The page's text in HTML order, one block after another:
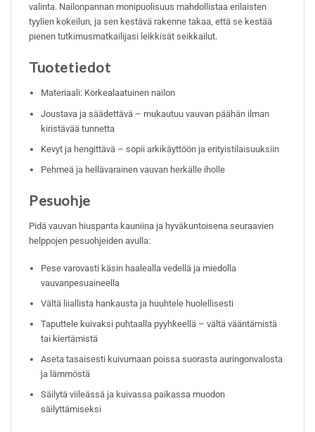
valinta. Nailonpannan monipuolisuus mahdollistaa erilaisten
tyylien kokeilun, ja sen kestävä rakenne takaa, että se kestää
pienen tutkimusmatkailijasi leikkisät seikkailut.
Tuotetiedot
Materiaali: Korkealaatuinen nailon
Joustava ja säädettävä – mukautuu vauvan päähän ilman
kiristävää tunnetta
Kevyt ja hengittävä – sopii arkikäyttöön ja erityistilaisuuksiin
Pehmeä ja hellävarainen vauvan herkälle iholle
Pesuohje
Pidä vauvan hiuspanta kauniina ja hyväkuntoisena seuraavien
helppojen pesuohjeiden avulla:
Pese varovasti käsin haalealla vedellä ja miedolla
vauvanpesuaineella
Vältä liiallista hankausta ja huuhtele huolellisesti
Taputtele kuivaksi puhtaalla pyyhkeellä – vältä vääntämistä
tai kiertämistä
Aseta tasaisesti kuivumaan poissa suorasta auringonvalosta
ja lämmöstä
Säilytä viileässä ja kuivassa paikassa muodon
säilyttämiseksi